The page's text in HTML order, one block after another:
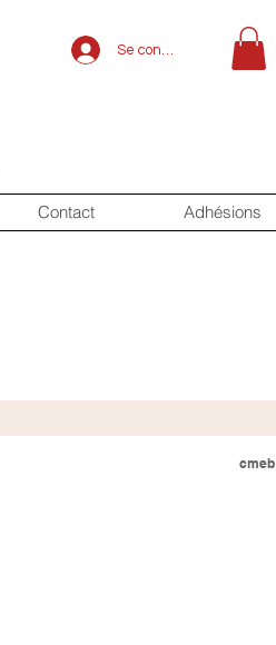
Se connecter
Contact Adhésions
cmeb